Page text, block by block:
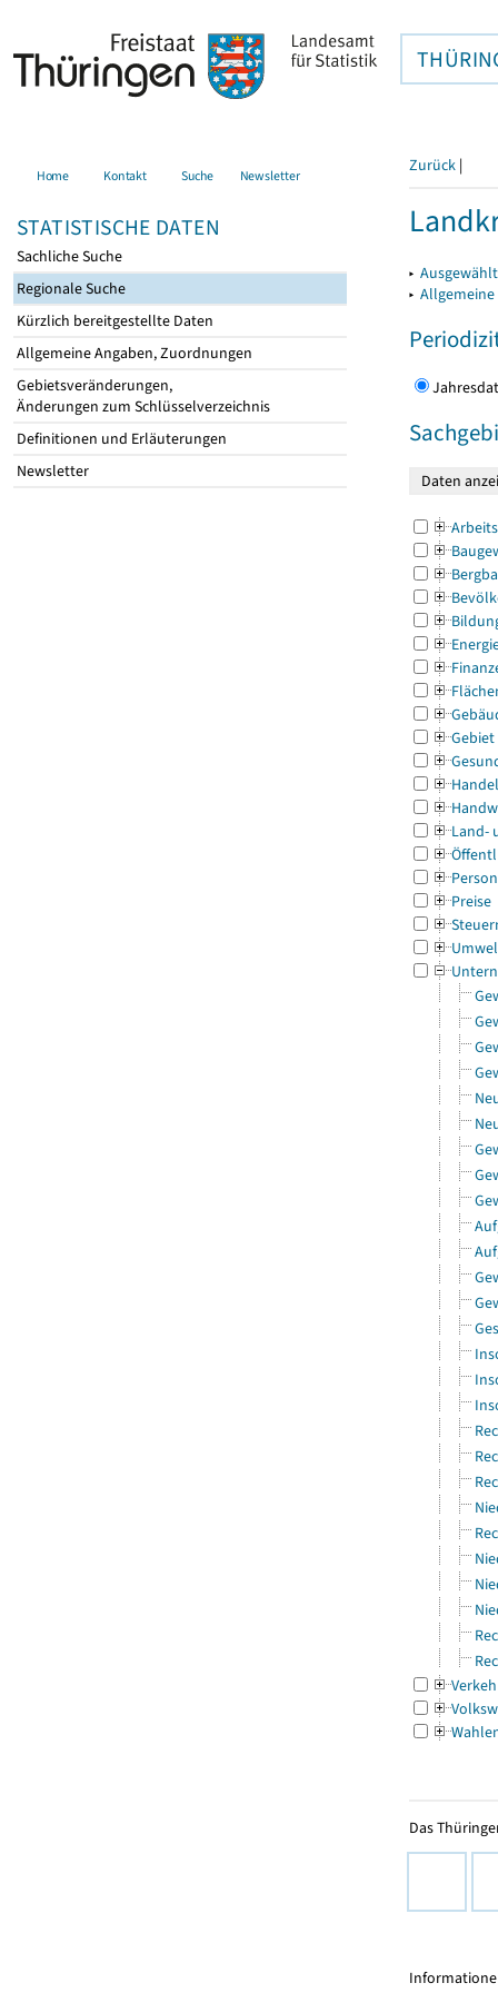
Home Kontakt Suche Newsletter
STATISTISCHE DATEN
Sachliche Suche
Regionale Suche
Kürzlich bereitgestellte Daten
Allgemeine Angaben, Zuordnungen
Gebietsveränderungen,
Änderungen zum Schlüsselverzeichnis
Definitionen und Erläuterungen
Newsletter
Zurück |
▸
▸
Gebiet
Land-
Preise
Das